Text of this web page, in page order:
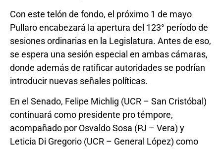
Con este telón de fondo, el próximo 1 de mayo
Pullaro encabezará la apertura del 123° período de
sesiones ordinarias en la Legislatura. Antes de eso,
se espera una sesión especial en ambas cámaras,
donde además de ratificar autoridades se podrían
introducir nuevas señales políticas.
En el Senado, Felipe Michlig (UCR – San Cristóbal)
continuará como presidente pro témpore,
acompañado por Osvaldo Sosa (PJ – Vera) y
Leticia Di Gregorio (UCR – General López) como